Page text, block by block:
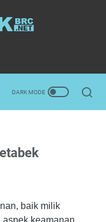
baik milik
aspek keamanan